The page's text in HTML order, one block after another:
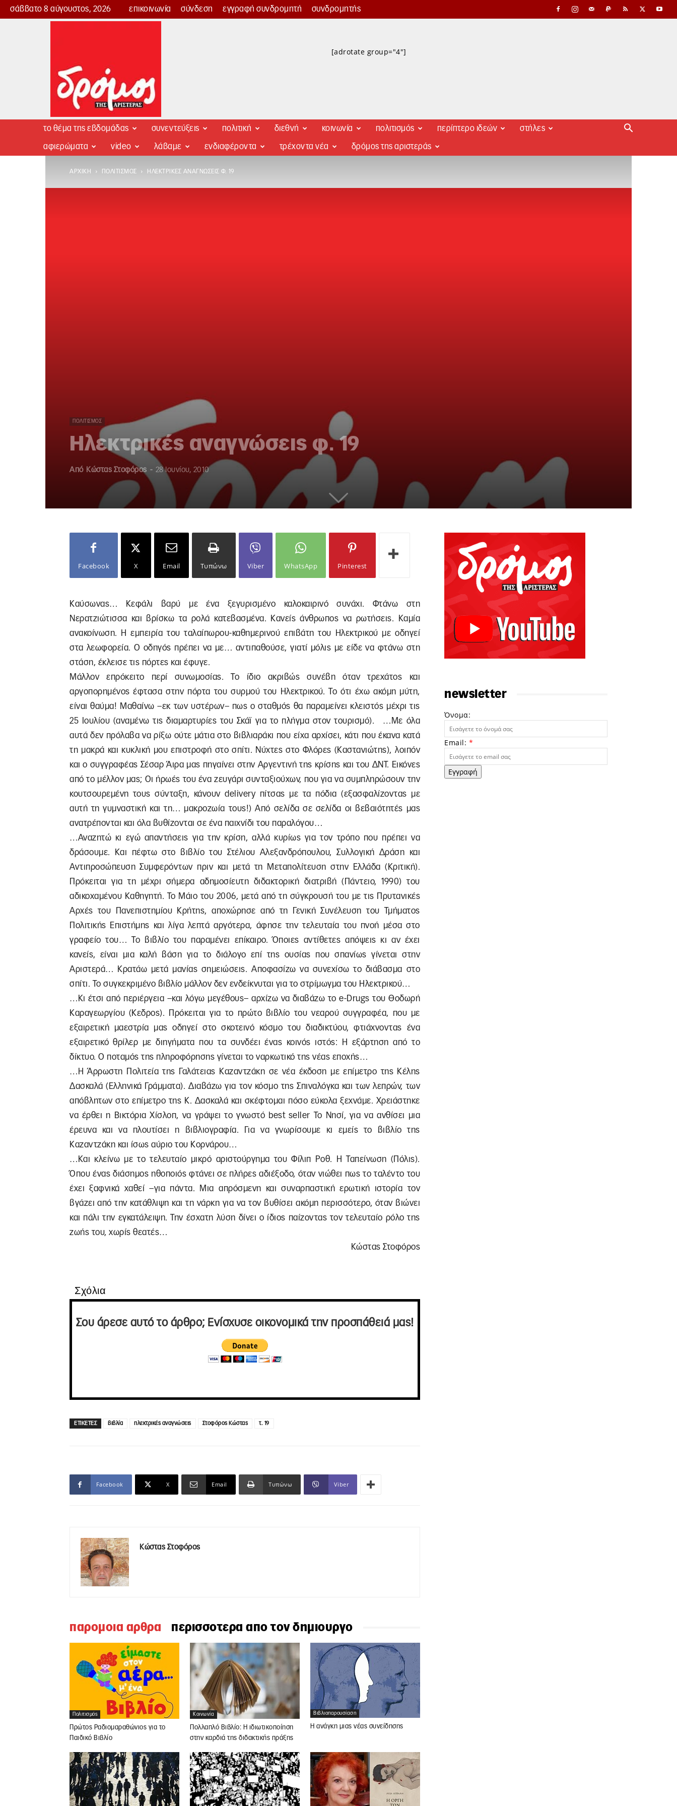
σάββατο 8 αύγουστος, 2026 επικοινωνία σύνδεση εγγραφή συνδρομητή συνδρομητής
Δρόμος
[adrotate group="4"]
το θέμα της εβδομάδας συνεντεύξεις πολιτική διεθνή κοινωνία πολιτισμός περίπτερο ιδεών στήλες
αφιερώματα video λάβαμε ενδιαφέροντα τρέχοντα νέα δρόμος της αριστεράς
ΑΡΧΙΚΉ ΠΟΛΙΤΙΣΜΌΣ ΗΛΕΚΤΡΙΚΈΣ ΑΝΑΓΝΏΣΕΙΣ Φ. 19
ΠΟΛΙΤΙΣΜΌΣ
Ηλεκτρικές αναγνώσεις φ. 19
Από Κώστας Στοφόρος - 28 Ιουνίου, 2010
Facebook X Email Τυπώνω Viber WhatsApp Pinterest
Καύσωνας… Κεφάλι βαρύ με ένα ξεγυρισμένο καλοκαιρινό συνάχι. Φτάνω στη
Νερατζιώτισσα και βρίσκω τα ρολά κατεβασμένα. Κανείς άνθρωπος να ρωτήσεις. Καμία
ανακοίνωση. Η εμπειρία του ταλαίπωρου-καθημερινού επιβάτη του Ηλεκτρικού με οδηγεί
στα λεωφορεία. Ο οδηγός πρέπει να με… αντιπαθούσε, γιατί μόλις με είδε να φτάνω στη
στάση, έκλεισε τις πόρτες και έφυγε.
Μάλλον επρόκειτο περί συνωμοσίας. Το ίδιο ακριβώς συνέβη όταν τρεχάτος και
αργοπορημένος έφτασα στην πόρτα του συρμού του Ηλεκτρικού. Το ότι έχω ακόμη μύτη,
είναι θαύμα! Μαθαίνω –εκ των υστέρων– πως ο σταθμός θα παραμείνει κλειστός μέχρι τις
25 Ιουλίου (αναμένω τις διαμαρτυρίες του Σκάϊ για το πλήγμα στον τουρισμό). …Με όλα
αυτά δεν πρόλαβα να ρίξω ούτε μάτια στο βιβλιαράκι που είχα αρχίσει, κάτι που έκανα κατά
τη μακρά και κυκλική μου επιστροφή στο σπίτι. Νύχτες στο Φλόρες (Καστανιώτης), λοιπόν
και ο συγγραφέας Σέσαρ Άιρα μας πηγαίνει στην Αργεντινή της κρίσης και του ΔΝΤ. Εικόνες
από το μέλλον μας; Οι ήρωές του ένα ζευγάρι συνταξιούχων, που για να συμπληρώσουν την
κουτσουρεμένη τους σύνταξη, κάνουν delivery πίτσας με τα πόδια (εξασφαλίζοντας με
αυτή τη γυμναστική και τη… μακροζωία τους!) Από σελίδα σε σελίδα οι βεβαιότητές μας
ανατρέπονται και όλα βυθίζονται σε ένα παιχνίδι του παραλόγου…
…Αναζητώ κι εγώ απαντήσεις για την κρίση, αλλά κυρίως για τον τρόπο που πρέπει να
δράσουμε. Και πέφτω στο βιβλίο του Στέλιου Αλεξανδρόπουλου, Συλλογική Δράση και
Αντιπροσώπευση Συμφερόντων πριν και μετά τη Μεταπολίτευση στην Ελλάδα (Κριτική).
Πρόκειται για τη μέχρι σήμερα αδημοσίευτη διδακτορική διατριβή (Πάντειο, 1990) του
αδικοχαμένου Καθηγητή. Το Μάιο του 2006, μετά από τη σύγκρουσή του με τις Πρυτανικές
Αρχές του Πανεπιστημίου Κρήτης, αποχώρησε από τη Γενική Συνέλευση του Τμήματος
Πολιτικής Επιστήμης και λίγα λεπτά αργότερα, άφησε την τελευταία του πνοή μέσα στο
γραφείο του… Το βιβλίο του παραμένει επίκαιρο. Όποιες αντίθετες απόψεις κι αν έχει
κανείς, είναι μια καλή βάση για το διάλογο επί της ουσίας που σπανίως γίνεται στην
Αριστερά… Κρατάω μετά μανίας σημειώσεις. Αποφασίζω να συνεχίσω το διάβασμα στο
σπίτι. Το συγκεκριμένο βιβλίο μάλλον δεν ενδείκνυται για το στρίμωγμα του Ηλεκτρικού…
…Κι έτσι από περιέργεια –και λόγω μεγέθους– αρχίζω να διαβάζω το e-Drugs του Θοδωρή
Καραγεωργίου (Κεδρος). Πρόκειται για το πρώτο βιβλίο του νεαρού συγγραφέα, που με
εξαιρετική μαεστρία μας οδηγεί στο σκοτεινό κόσμο του διαδικτύου, φτιάχνοντας ένα
εξαιρετικό θρίλερ με διηγήματα που τα συνδέει ένας κοινός ιστός: Η εξάρτηση από το
δίκτυο. Ο ποταμός της πληροφόρησης γίνεται το ναρκωτικό της νέας εποχής…
…Η Άρρωστη Πολιτεία της Γαλάτειας Καζαντζάκη σε νέα έκδοση με επίμετρο της Κέλης
Δασκαλά (Ελληνικά Γράμματα). Διαβάζω για τον κόσμο της Σπιναλόγκα και των λεπρών, των
απόβλητων στο επίμετρο της Κ. Δασκαλά και σκέφτομαι πόσο εύκολα ξεχνάμε. Χρειάστηκε
να έρθει η Βικτόρια Χίσλοπ, να γράψει το γνωστό best seller Το Νησί, για να ανθίσει μια
έρευνα και να πλουτίσει η βιβλιογραφία. Για να γνωρίσουμε κι εμείς το βιβλίο της
Καζαντζάκη και ίσως αύριο του Κορνάρου…
…Και κλείνω με το τελευταίο μικρό αριστούργημα του Φίλιπ Ροθ. Η Ταπείνωση (Πόλις).
Όπου ένας διάσημος ηθοποιός φτάνει σε πλήρες αδιέξοδο, όταν νιώθει πως το ταλέντο του
έχει ξαφνικά χαθεί –για πάντα. Μια απρόσμενη και συναρπαστική ερωτική ιστορία τον
βγάζει από την κατάθλιψη και τη νάρκη για να τον βυθίσει ακόμη περισσότερο, όταν βιώνει
και πάλι την εγκατάλειψη. Την έσχατη λύση δίνει ο ίδιος παίζοντας τον τελευταίο ρόλο της
ζωής του, χωρίς θεατές…
Κώστας Στοφόρος
Σχόλια
Σου άρεσε αυτό το άρθρο; Ενίσχυσε οικονομικά την προσπάθειά μας!
ΕΤΙΚΕΤΕΣ βιβλία ηλεκτρικές αναγνώσεις Στοφόρος Κώστας τ. 19
Facebook X Email Τυπώνω Viber
Κώστας Στοφόρος
παρομοια αρθρα περισσοτερα απο τον δημιουργο
Πολιτισμός
Πρώτος Ραδιομαραθώνιος για το
Παιδικό Βιβλίο
Κοινωνία
Πολλαπλό Βιβλίο: Η ιδιωτικοποίηση
στην καρδιά της διδακτικής πράξης
Βιβλιοπαρουσίαση
Η ανάγκη μιας νέας συνείδησης
newsletter
Όνομα:
Email: *
Εγγραφή